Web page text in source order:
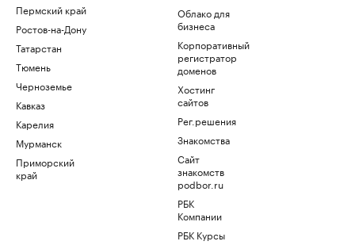
Пермский край
Ростов-на-Дону
Татарстан
Тюмень
Черноземье
Кавказ
Карелия
Мурманск
Приморский
край
Облако для
бизнеса
Корпоративный
регистратор
доменов
Хостинг
сайтов
Рег.решения
Знакомства
Сайт
знакомств
podbor.ru
РБК
Компании
РБК Курсы